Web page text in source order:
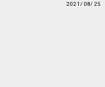
2021/08/25